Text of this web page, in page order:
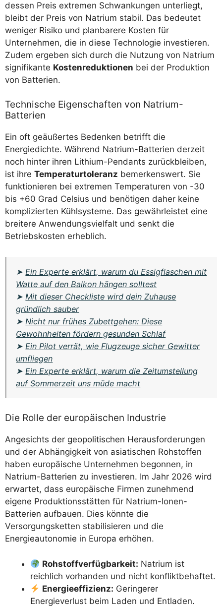
dessen Preis extremen Schwankungen unterliegt,
bleibt der Preis von Natrium stabil. Das bedeutet
weniger Risiko und planbarere Kosten für
Unternehmen, die in diese Technologie investieren.
Zudem ergeben sich durch die Nutzung von Natrium
signifikante Kostenreduktionen bei der Produktion
von Batterien.
Technische Eigenschaften von Natrium-
Batterien
Ein oft geäußertes Bedenken betrifft die
Energiedichte. Während Natrium-Batterien derzeit
noch hinter ihren Lithium-Pendants zurückbleiben,
ist ihre Temperaturtoleranz bemerkenswert. Sie
funktionieren bei extremen Temperaturen von -30
bis +60 Grad Celsius und benötigen daher keine
komplizierten Kühlsysteme. Das gewährleistet eine
breitere Anwendungsvielfalt und senkt die
Betriebskosten erheblich.
➤ Ein Experte erklärt, warum du Essigflaschen mit
Watte auf den Balkon hängen solltest
➤ Mit dieser Checkliste wird dein Zuhause
gründlich sauber
➤ Nicht nur frühes Zubettgehen: Diese
Gewohnheiten fördern gesunden Schlaf
➤ Ein Pilot verrät, wie Flugzeuge sicher Gewitter
umfliegen
➤ Ein Experte erklärt, warum die Zeitumstellung
auf Sommerzeit uns müde macht
Die Rolle der europäischen Industrie
Angesichts der geopolitischen Herausforderungen
und der Abhängigkeit von asiatischen Rohstoffen
haben europäische Unternehmen begonnen, in
Natrium-Batterien zu investieren. Im Jahr 2026 wird
erwartet, dass europäische Firmen zunehmend
eigene Produktionsstätten für Natrium-Ionen-
Batterien aufbauen. Dies könnte die
Versorgungsketten stabilisieren und die
Energieautonomie in Europa erhöhen.
Rohstoffverfügbarkeit: Natrium ist
reichlich vorhanden und nicht konfliktbehaftet.
Energieeffizienz: Geringerer
Energieverlust beim Laden und Entladen.